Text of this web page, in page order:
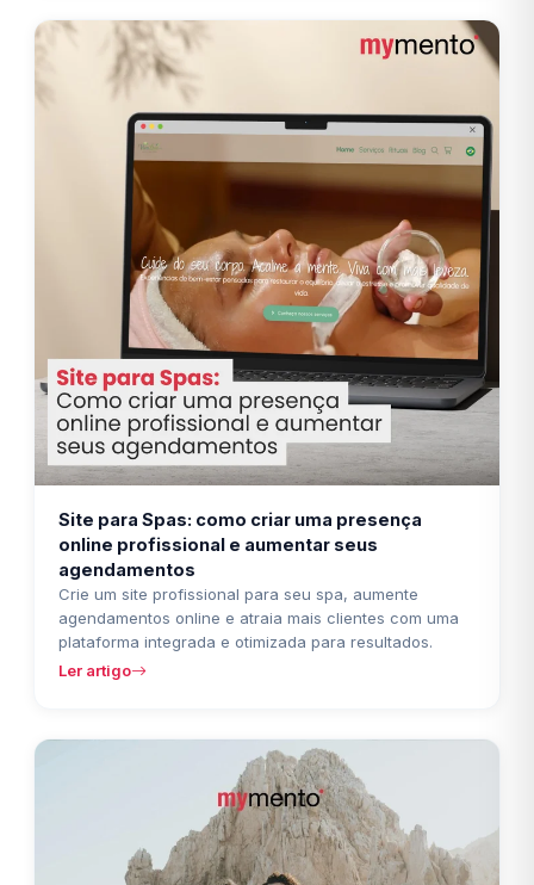
Site para Spas: como criar uma presença
online profissional e aumentar seus
agendamentos
Crie um site profissional para seu spa, aumente
agendamentos online e atraia mais clientes com uma
plataforma integrada e otimizada para resultados.
Ler artigo